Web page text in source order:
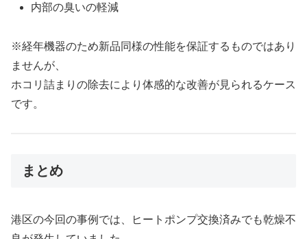
内部の臭いの軽減
※経年機器のため新品同様の性能を保証するものではあり
ませんが、
ホコリ詰まりの除去により体感的な改善が見られるケース
です。
まとめ
港区の今回の事例では、ヒートポンプ交換済みでも乾燥不